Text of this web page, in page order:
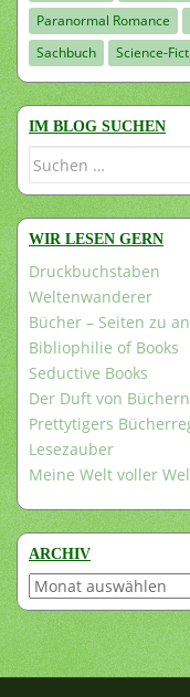
Paranormal Romance
Sachbuch
Science-
IM BLOG SUCHEN
Suchen
WIR LESEN GERN
Druckbuchstaben
Weltenwanderer
Bücher – Seiten zu
Bibliophilie of Books
Seductive Books
Der Duft von
Prettytigers
Lesezauber
Meine Welt voller
ARCHIV
Archiv